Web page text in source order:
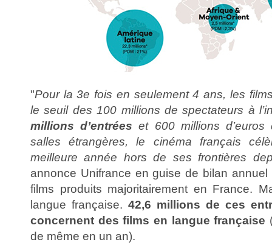
"Pour la 3e fois en seulement 4 ans, les
le seuil des 100 millions de spectateurs à
millions d’entréeset 600 millions
salles étrangères, le cinéma français
meilleure année hors de ses frontières
annonce Unifrance en guise de bilan
films produits majoritairement en France.
langue française. 42,6 millions de ces
concernent des films en langue française
de même en un an).